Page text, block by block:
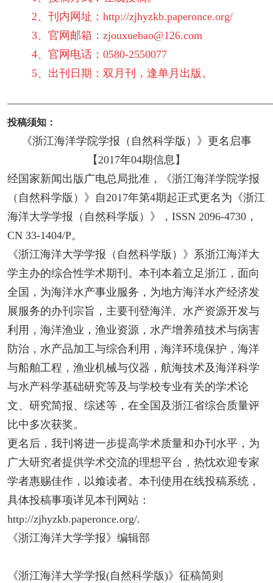
2、刊内网址： http://zjhyzkb.paperonce.org/
3、官网邮箱：zjouxuebao@126.com
4、官网电话：0580-2550077
5、出刊日期：双月刊，逢单月出版。
投稿须知：
《浙江海洋学院学报（自然科学版）》更名启事
【2017年04期信息】
经国家新闻出版广电总局批准，《浙江海洋学院学报
（自然科学版）》自2017年第4期起正式更名为《浙江
海洋大学学报（自然科学版）》，ISSN 2096-4730，
CN 33-1404/P。
《浙江海洋大学学报（自然科学版）》系浙江海洋大
学主办的综合性学术期刊。本刊本着立足浙江，面向
全国，为海洋水产事业服务，为地方海洋水产经济发
展服务的办刊宗旨，主要刊登海洋、水产资源开发与
利用，海洋渔业，渔业资源，水产增养殖技术与病害
防治，水产品加工与综合利用，海洋环境保护，海洋
与船舶工程，渔业机械与仪器，航海技术及海洋科学
与水产科学基础研究等及与学校专业有关的学术论
文、研究简报、综述等，在全国及浙江省综合质量评
比中多次获奖。
更名后，我刊将进一步提高学术质量和办刊水平，为
广大研究者提供学术交流的理想平台，热忱欢迎专家
学者惠赐佳作，以飨读者。本刊使用在线投稿系统，
具体投稿事项详见本刊网站：
http://zjhyzkb.paperonce.org/.
《浙江海洋大学学报》编辑部
《浙江海洋大学学报(自然科学版)》征稿简则